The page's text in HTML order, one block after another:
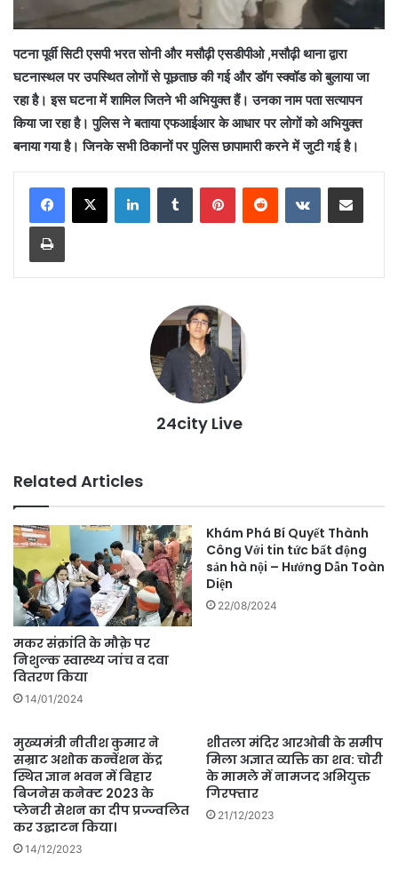
पटना पूर्वी सिटी एसपी भरत सोनी और मसौढ़ी एसडीपीओ ,मसौढ़ी थाना द्वारा
घटनास्थल पर उपस्थित लोगों से पूछताछ की गई और डॉग स्क्वॉड को बुलाया जा
रहा है। इस घटना में शामिल जितने भी अभियुक्त हैं। उनका नाम पता सत्यापन
किया जा रहा है। पुलिस ने बताया एफआईआर के आधार पर लोगों को अभियुक्त
बनाया गया है। जिनके सभी ठिकानों पर पुलिस छापामारी करने में जुटी गई है।
LinkedInTumblr PinterestReddit VKontakteShare via Email
Print
24city Live
Related Articles
मकर संक्रांति के मौक़े पर
निशुल्क स्वास्थ्य जांच व दवा
वितरण किया
14/01/2024
Khám Phá Bí Quyết Thành
Công Với tin tức bất động
sản hà nội – Hướng Dẫn Toàn
Diện
22/08/2024
मुख्यमंत्री नीतीश कुमार ने
सम्राट अशोक कन्वेंशन केंद्र
स्थित ज्ञान भवन में बिहार
बिजनेस कनेक्ट 2023 के
प्लेनरी सेशन का दीप प्रज्ज्वलित
कर उद्घाटन किया।
14/12/2023
शीतला मंदिर आरओबी के समीप
मिला अज्ञात व्यक्ति का शव: चोरी
के मामले में नामजद अभियुक्त
गिरफ्तार
21/12/2023